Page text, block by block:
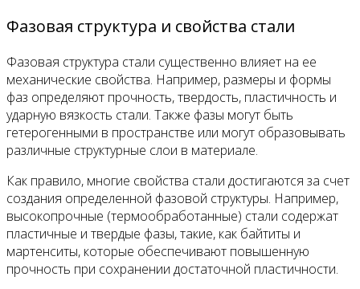
Фазовая структура и свойства стали
Фазовая структура стали существенно влияет на ее
механические свойства. Например, размеры и формы
фаз определяют прочность, твердость, пластичность и
ударную вязкость стали. Также фазы могут быть
гетерогенными в пространстве или могут образовывать
различные структурные слои в материале.
Как правило, многие свойства стали достигаются за счет
создания определенной фазовой структуры. Например,
высокопрочные (термообработанные) стали содержат
пластичные и твердые фазы, такие, как байтиты и
мартенситы, которые обеспечивают повышенную
прочность при сохранении достаточной пластичности.